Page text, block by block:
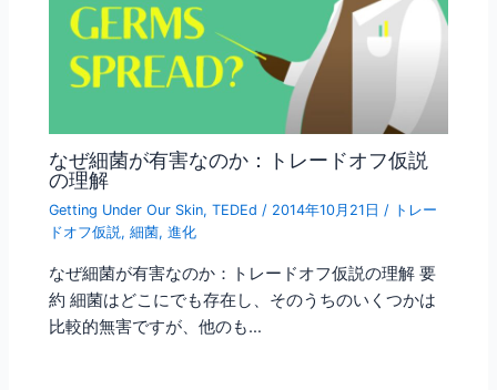
なぜ細菌が有害なのか：トレードオフ仮説
の理解
Getting Under Our Skin,TEDEd / 2014年10月21日/ トレー
ドオフ仮説,細菌,進化
なぜ細菌が有害なのか：トレードオフ仮説の理解 要
約 細菌はどこにでも存在し、そのうちのいくつかは
比較的無害ですが、他のも…